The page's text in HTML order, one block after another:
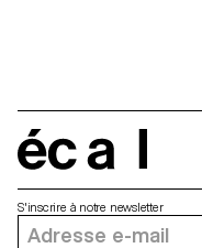
S'inscrire à notre newsletter